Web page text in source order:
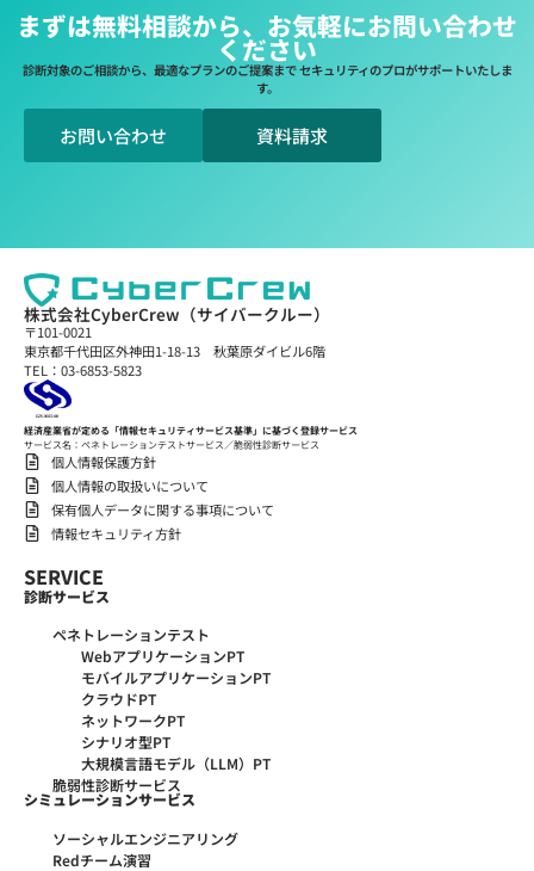
まずは無料相談から、お気軽にお問い合わせ
ください
診断対象のご相談から、最適なプランのご提案まで セキュリティのプロがサポートいたしま
す。
お問い合わせ 資料請求
株式会社CyberCrew（サイバークルー）
〒101-0021
東京都千代田区外神田1-18-13 秋葉原ダイビル6階
TEL：03-6853-5823
経済産業省が定める「情報セキュリティサービス基準」に基づく登録サービス
サービス名：ペネトレーションテストサービス／脆弱性診断サービス
個人情報保護方針
個人情報の取扱いについて
保有個人データに関する事項について
情報セキュリティ方針
SERVICE
診断サービス
ペネトレーションテスト
WebアプリケーションPT
モバイルアプリケーションPT
クラウドPT
ネットワークPT
シナリオ型PT
大規模言語モデル（LLM）PT
脆弱性診断サービス
シミュレーションサービス
ソーシャルエンジニアリング
Redチーム演習